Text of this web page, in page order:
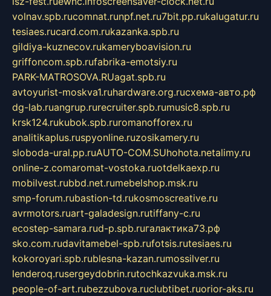
volnav.spb.rucomnat.runpf.net.ru7bit.pp.rukalugatur.ru
tesiaes.rucard.com.rukazanka.spb.ru
gildiya-kuznecov.rukameryboavision.ru
griffoncom.spb.rufabrika-emotsiy.ru
PARK-MATROSOVA.RUagat.spb.ru
avtoyurist-moskva1.ruhardware.org.ruсхема-авто.рф
dg-lab.ruangrup.rurecruiter.spb.rumusic8.spb.ru
krsk124.rukubok.spb.ruromanofforex.ru
analitikaplus.ruspyonline.ruzosikamery.ru
sloboda-ural.pp.ruAUTO-COM.SUhohota.netalimy.ru
online-z.comaromat-vostoka.ruotdelkaexp.ru
mobilvest.rubbd.net.rumebelshop.msk.ru
smp-forum.rubastion-td.rukosmoscreative.ru
avrmotors.ruart-galadesign.rutiffany-c.ru
ecostep-samara.rud-p.spb.ruгалактика73.рф
sko.com.rudavitamebel-spb.rufotsis.rutesiaes.ru
kokoroyari.spb.rublesna-kazan.rumossilver.ru
lenderoq.rusergeydobrin.rutochkazvuka.msk.ru
people-of-art.rubezzubova.ruclubtibet.ruorior-aks.ru